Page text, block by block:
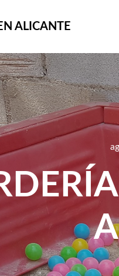
ALICANTE